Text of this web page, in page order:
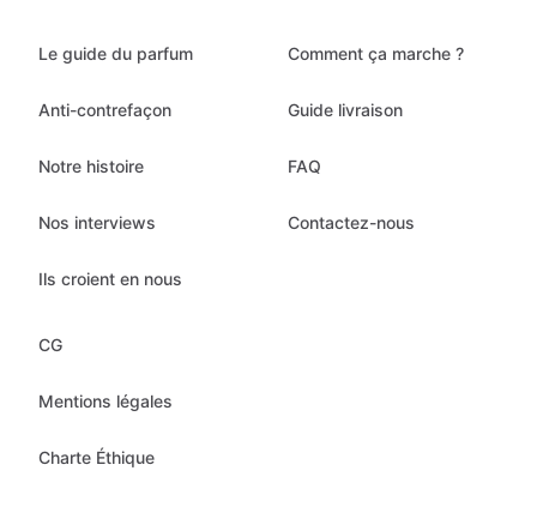
Le guide du parfum
Anti-contrefaçon
Notre histoire
Nos interviews
Ils croient en nous
Comment ça marche ?
Guide livraison
FAQ
Contactez-nous
CG
Mentions légales
Charte Éthique